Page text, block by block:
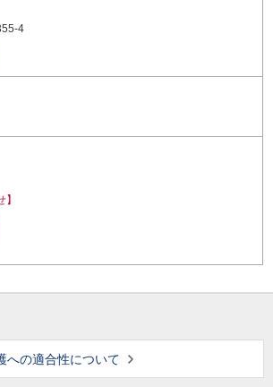
4
への適合性について